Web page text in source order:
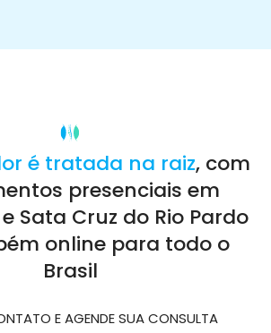
é tratada na raiz, com
presenciais em
Sata Cruz do Rio Pardo
online para todo o
Brasil
E AGENDE SUA CONSULTA